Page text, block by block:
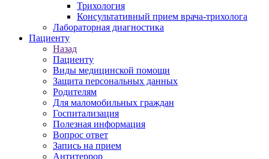
Трихология
Консультативный прием врача-трихолога
Лабораторная диагностика
Пациенту
Назад
Пациенту
Виды медицинской помощи
Защита персональных данных
Родителям
Для маломобильных граждан
Госпитализация
Полезная информация
Вопрос ответ
Запись на прием
Антитеррор